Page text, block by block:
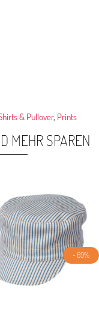
& Pullover, Prints
MEHR SPAREN
- 69%